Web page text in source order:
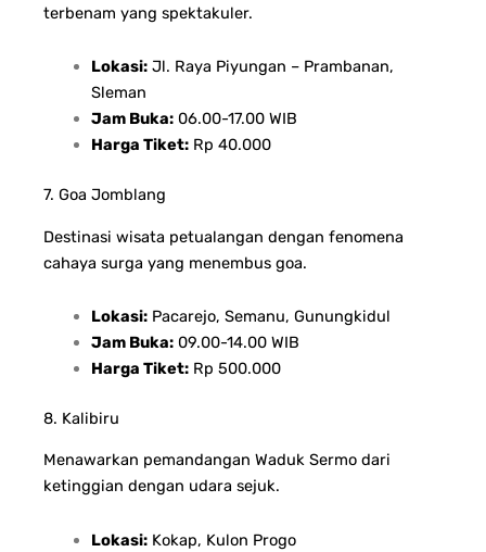
terbenam yang spektakuler.
Lokasi:Jl. Raya Piyungan – Prambanan,
Sleman
Jam Buka:06.00-17.00 WIB
Harga Tiket:Rp 40.000
7. Goa Jomblang
Destinasi wisata petualangan dengan fenomena
cahaya surga yang menembus goa.
Lokasi:Pacarejo, Semanu, Gunungkidul
Jam Buka:09.00-14.00 WIB
Harga Tiket:Rp 500.000
8. Kalibiru
Menawarkan pemandangan Waduk Sermo dari
ketinggian dengan udara sejuk.
Lokasi:Kokap, Kulon Progo